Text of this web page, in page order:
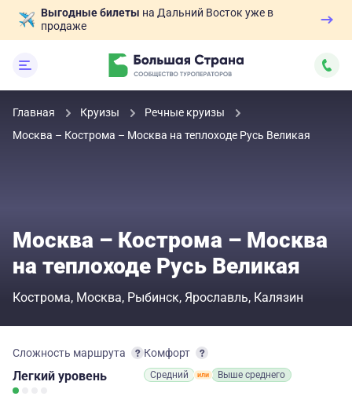
Выгодные билеты на Дальний Восток уже в
продаже
Главная Круизы
Речные круизы
Москва – Кострома – Москва на теплоходе Русь Великая
Москва – Кострома – Москва
на теплоходе Русь Великая
Кострома Москва Рыбинск Ярославль Калязин
Сложность маршрута
Легкий уровень
Комфорт
Средний Выше среднего